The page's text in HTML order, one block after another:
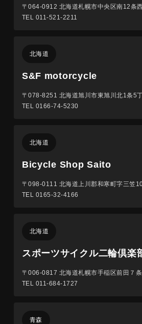
〒064-0912 北海道札幌市中央区南12条
TEL 011-521-2211
北海道
S&F motorcycle
〒078-8251 北海道旭川市東旭川北1条5
TEL 0166-74-5230
北海道
Bicycle Shop Saito
〒098-0111 北海道上川郡和寒町字三笠
TEL 0165-32-4166
北海道
スポーツサイクル二輪倶楽
〒006-0817 北海道札幌市手稲区前田７
TEL 011-684-1727
青森